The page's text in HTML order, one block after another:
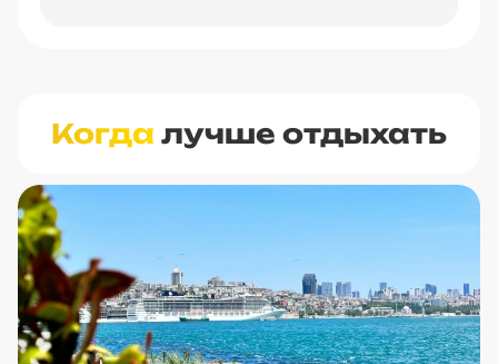
Когда лучше отдыхать